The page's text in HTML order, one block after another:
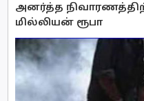
அனர்த்த
மில்லியன் ரூபா